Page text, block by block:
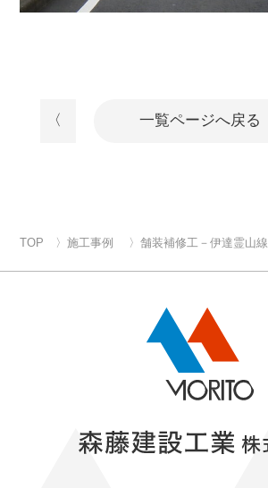
〈 一覧ページへ戻る
TOP 施工事例 舗装補修工－伊達霊山線